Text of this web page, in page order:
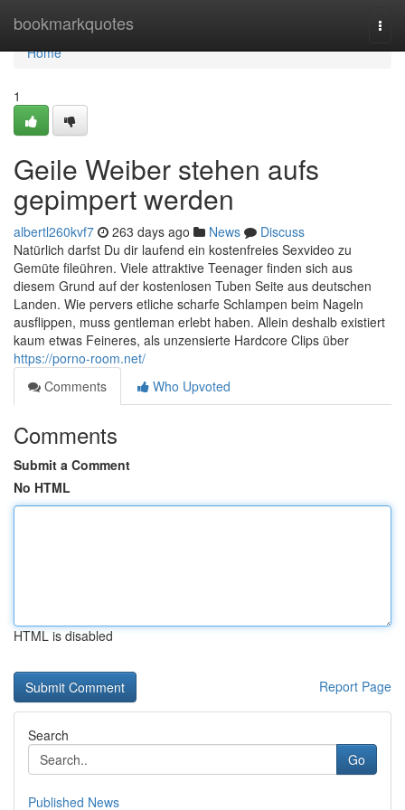
bookmarkquotes
Home
Home
1
Geile Weiber stehen aufs
gepimpert werden
albertl260kvf7 263 days ago News
Discuss
Natürlich darfst Du dir laufend ein kostenfreies Sexvideo zu
Gemüte fileühren. Viele attraktive Teenager finden sich aus
diesem Grund auf der kostenlosen Tuben Seite aus deutschen
Landen. Wie pervers etliche scharfe Schlampen beim Nageln
ausflippen, muss gentleman erlebt haben. Allein deshalb existiert
kaum etwas Feineres, als unzensierte Hardcore Clips über
https://porno-room.net/
Comments
Who Upvoted
Comments
Submit a Comment
No HTML
HTML is disabled
Report Page
Search
Go
Published News